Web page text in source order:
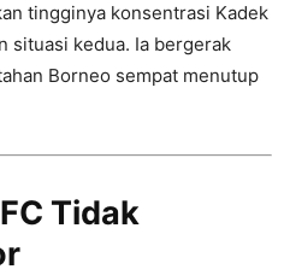
tingginya konsentrasi Kadek
situasi kedua. Ia bergerak
Borneo sempat menutup
Tidak